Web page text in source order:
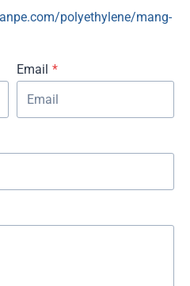
polyethylene/mang-
Email *